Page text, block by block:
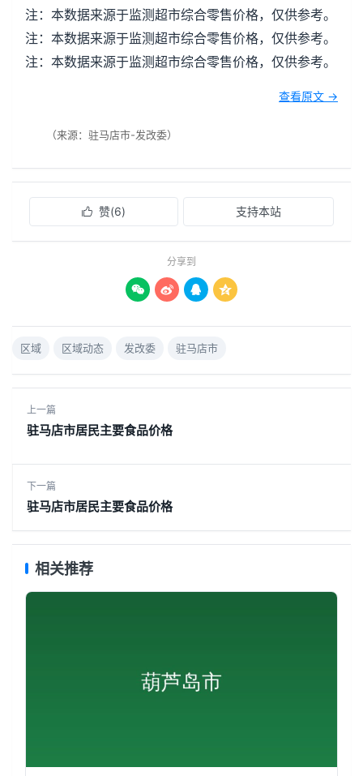
注：本数据来源于监测超市综合零售价格，仅供参考。
注：本数据来源于监测超市综合零售价格，仅供参考。
注：本数据来源于监测超市综合零售价格，仅供参考。
查看原文 →
（来源：驻马店市-发改委）
 赞(6) 支持本站
分享到
   
区域 区域动态 发改委 驻马店市
上一篇
驻马店市居民主要食品价格
下一篇
驻马店市居民主要食品价格
相关推荐